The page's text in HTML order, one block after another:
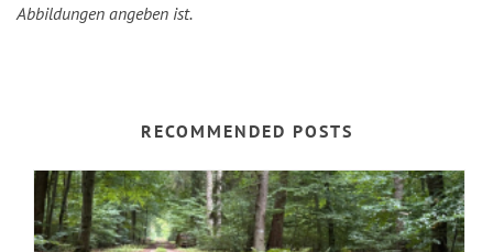
Abbildungen angeben ist.
RECOMMENDED POSTS